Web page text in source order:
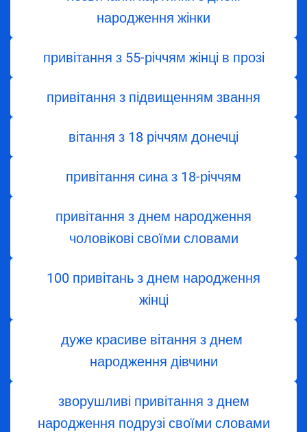
народження жінки
привітання з 55-річчям жінці в прозі
привітання з підвищенням звання
вітання з 18 річчям донечці
привітання сина з 18-річчям
привітання з днем народження
чоловікові своїми словами
100 привітань з днем народження
жінці
дуже красиве вітання з днем ​​
народження дівчини
зворушливі привітання з днем
народження подрузі своїми словами